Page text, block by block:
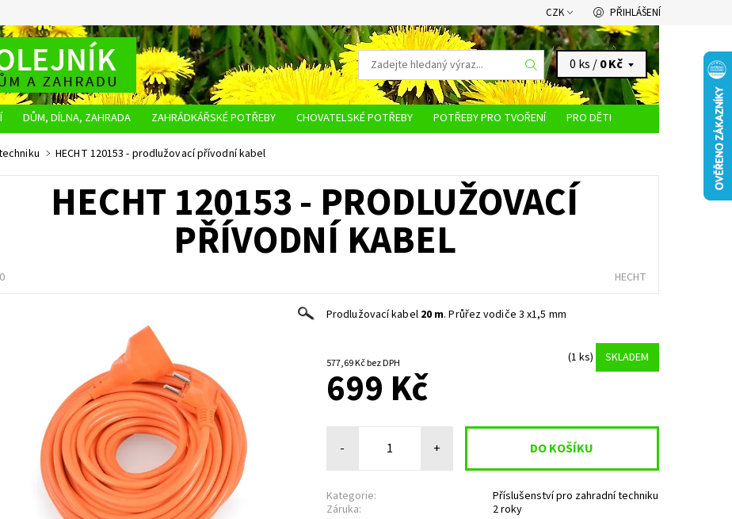
CZK PŘIHLÁŠENÍ
0 ks /0 Kč
DŮM, DÍLNA, ZAHRADA ZAHRÁDKÁŘSKÉ POTŘEBY CHOVATELSKÉ POTŘEBY POTŘEBY PRO TVOŘENÍ
PRO DĚTI
OBCHODNÍ PODMÍNKY OCHRANA OSOBNÍCH ÚDAJŮ
HECHT 120153 - prodlužovací přívodní kabel
HECHT 120153 - PRODLUŽOVACÍ
PŘÍVODNÍ KABEL
HECHT
Prodlužovací kabel20 m. Průřez vodiče 3 x1,5 mm
577,69 Kč bez DPH (1 ks) SKLADEM
699 Kč
- +
Kategorie:
Příslušenství pro zahradní techniku
Záruka:
2 roky